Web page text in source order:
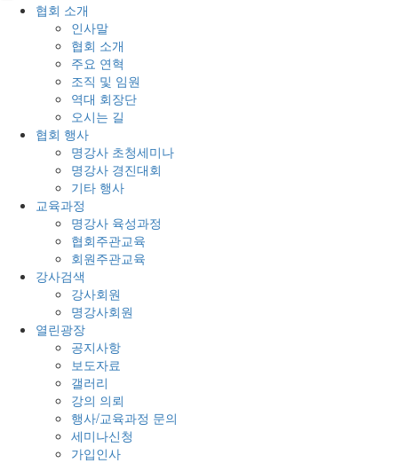
협회 소개
인사말
협회 소개
주요 연혁
조직 및 임원
역대 회장단
오시는 길
협회 행사
명강사 초청세미나
명강사 경진대회
기타 행사
교육과정
명강사 육성과정
협회주관교육
회원주관교육
강사검색
강사회원
명강사회원
열린광장
공지사항
보도자료
갤러리
강의 의뢰
행사/교육과정 문의
세미나신청
가입인사